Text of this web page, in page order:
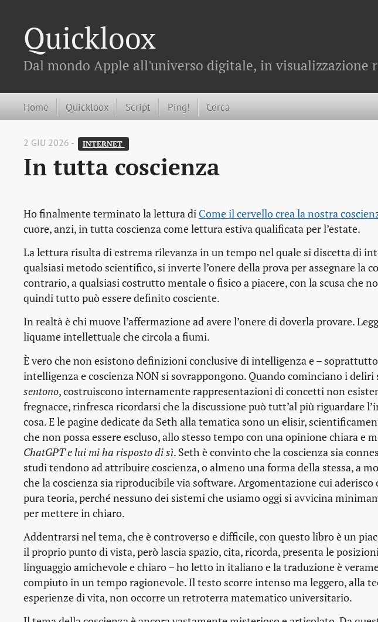
Quickloox
Dal mondo Apple all'universo digitale, in visualizzazione
Home Quickloox Script Ping! Cerca
2 GIU 2026 - INTERNET
In tutta coscienza
Ho finalmente terminato la lettura di Come il cervello crea la nostra
cuore, anzi, in tutta coscienza come lettura estiva qualificata per l’estate.
La lettura risulta di estrema rilevanza in un tempo nel quale si discetta di
qualsiasi metodo scientifico, si inverte l’onere della prova per assegnare la
contrario, a qualsiasi costrutto mentale o fisico a piacere, con la scusa che
quindi tutto può essere definito cosciente.
In realtà è chi muove l’affermazione ad avere l’onere di doverla provare.
liquame intellettuale che circola a fiumi.
È vero che non esistono definizioni conclusive di intelligenza e –
intelligenza e coscienza NON si sovrappongono. Quando cominciano i
sentono, costruiscono internamente rappresentazioni di concetti non
fregnacce, rinfresca ricordarsi che la discussione può tutt’al più riguardare
cosa. E le pagine dedicate da Seth alla tematica sono un elisir,
che non possa essere escluso, allo stesso tempo con una opinione chiara e
ChatGPT e lui mi ha risposto di sì. Seth è convinto che la coscienza sia
studi tendono ad attribuire coscienza, o almeno una forma della stessa, a
che la coscienza sia riproducibile via software. Argomentazione cui
pura teoria, perché nessuno dei sistemi che usiamo oggi si avvicina
per mettere in chiaro.
Addentrarsi nel tema, che è controverso e difficile, con questo libro è un
il proprio punto di vista, però lascia spazio, cita, ricorda, presenta le
linguaggio amichevole e chiaro – ho letto in italiano e la traduzione è
compiuto in un tempo ragionevole. Il testo scorre intenso ma leggero, alla
esperienze di vita, non occorre un retroterra matematico universitario.